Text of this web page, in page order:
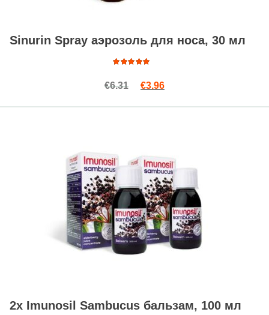
Sinurin Spray aэрозоль для носа, 30 мл
4.88
из
€6.31 Первоначальная цена
€3.96Текущая цена: €3.96.
2x Imunosil Sambucus бальзам, 100 мл